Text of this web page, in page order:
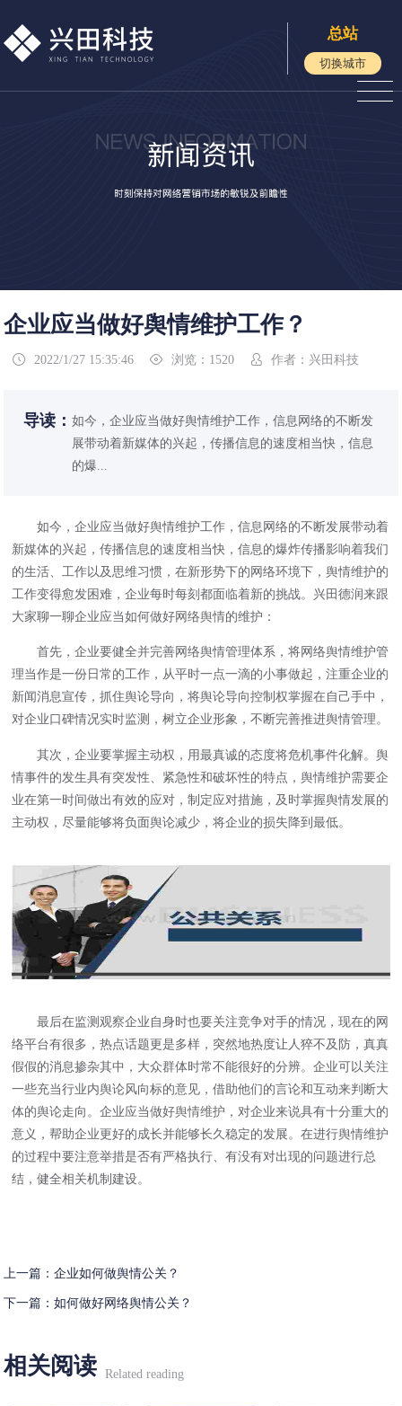
总站
切换城市
企业应当做好舆情维护工作？
 2022/1/27 15:35:46  浏览：1520  作者：兴田科技
导读：如今，企业应当做好舆情维护工作，信息网络的不断发
展带动着新媒体的兴起，传播信息的速度相当快，信息
的爆...
如今，企业应当做好舆情维护工作，信息网络的不断发展带动着
新媒体的兴起，传播信息的速度相当快，信息的爆炸传播影响着我们
的生活、工作以及思维习惯，在新形势下的网络环境下，舆情维护的
工作变得愈发困难，企业每时每刻都面临着新的挑战。兴田德润来跟
大家聊一聊企业应当如何做好网络舆情的维护：
首先，企业要健全并完善网络舆情管理体系，将网络舆情维护管
理当作是一份日常的工作，从平时一点一滴的小事做起，注重企业的
新闻消息宣传，抓住舆论导向，将舆论导向控制权掌握在自己手中，
对企业口碑情况实时监测，树立企业形象，不断完善推进舆情管理。
其次，企业要掌握主动权，用最真诚的态度将危机事件化解。舆
情事件的发生具有突发性、紧急性和破坏性的特点，舆情维护需要企
业在第一时间做出有效的应对，制定应对措施，及时掌握舆情发展的
主动权，尽量能够将负面舆论减少，将企业的损失降到最低。
最后在监测观察企业自身时也要关注竞争对手的情况，现在的网
络平台有很多，热点话题更是多样，突然地热度让人猝不及防，真真
假假的消息掺杂其中，大众群体时常不能很好的分辨。企业可以关注
一些充当行业内舆论风向标的意见，借助他们的言论和互动来判断大
体的舆论走向。企业应当做好舆情维护 ，对企业来说具有十分重大的
意义，帮助企业更好的成长并能够长久稳定的发展。在进行舆情维护
的过程中要注意举措是否有严格执行、有没有对出现的问题进行总
结，健全相关机制建设。
上一篇：企业如何做舆情公关？
下一篇：如何做好网络舆情公关？
相关阅读 Related reading